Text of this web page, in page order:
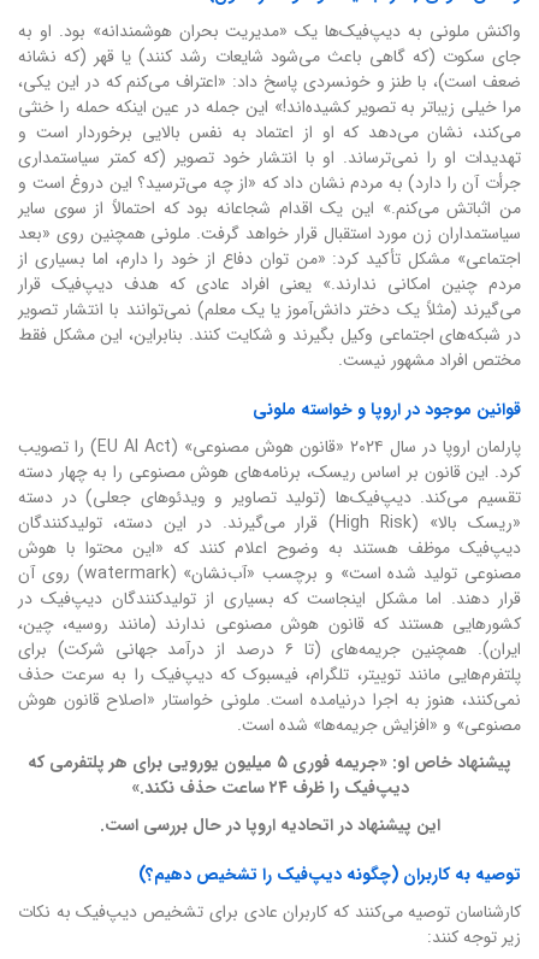
واکنش ملونی به دیپ‌فیک‌ها یک «مدیریت بحران هوشمندانه» بود. او به
جای سکوت (که گاهی باعث می‌شود شایعات رشد کنند) یا قهر (که نشانه
ضعف است)، با طنز و خونسردی پاسخ داد: «اعتراف می‌کنم که در این یکی،
مرا خیلی زیباتر به تصویر کشیده‌اند!» این جمله در عین اینکه حمله را خنثی
می‌کند، نشان می‌دهد که او از اعتماد به نفس بالایی برخوردار است و
تهدیدات او را نمی‌ترساند. او با انتشار خود تصویر (که کمتر سیاستمداری
جرأت آن را دارد) به مردم نشان داد که «از چه می‌ترسید؟ این دروغ است و
من اثباتش می‌کنم.» این یک اقدام شجاعانه بود که احتمالاً از سوی سایر
سیاستمداران زن مورد استقبال قرار خواهد گرفت. ملونی همچنین روی «بعد
اجتماعی» مشکل تأکید کرد: «من توان دفاع از خود را دارم، اما بسیاری از
مردم چنین امکانی ندارند.» یعنی افراد عادی که هدف دیپ‌فیک قرار
می‌گیرند (مثلاً یک دختر دانش‌آموز یا یک معلم) نمی‌توانند با انتشار تصویر
در شبکه‌های اجتماعی وکیل بگیرند و شکایت کنند. بنابراین، این مشکل فقط
مختص افراد مشهور نیست.
قوانین موجود در اروپا و خواسته ملونی
پارلمان اروپا در سال ۲۰۲۴ «قانون هوش مصنوعی» (EU AI Act) را تصویب
کرد. این قانون بر اساس ریسک، برنامه‌های هوش مصنوعی را به چهار دسته
تقسیم می‌کند. دیپ‌فیک‌ها (تولید تصاویر و ویدئوهای جعلی) در دسته
«ریسک بالا» (High Risk) قرار می‌گیرند. در این دسته، تولیدکنندگان
دیپ‌فیک موظف هستند به وضوح اعلام کنند که «این محتوا با هوش
مصنوعی تولید شده است» و برچسب «آب‌نشان» (watermark) روی آن
قرار دهند. اما مشکل اینجاست که بسیاری از تولیدکنندگان دیپ‌فیک در
کشورهایی هستند که قانون هوش مصنوعی ندارند (مانند روسیه، چین،
ایران). همچنین جریمه‌های (تا ۶ درصد از درآمد جهانی شرکت) برای
پلتفرم‌هایی مانند توییتر، تلگرام، فیسبوک که دیپ‌فیک را به سرعت حذف
نمی‌کنند، هنوز به اجرا درنیامده است. ملونی خواستار «اصلاح قانون هوش
مصنوعی» و «افزایش جریمه‌ها» شده است.
پیشنهاد خاص او: «جریمه فوری ۵ میلیون یورویی برای هر پلتفرمی که
دیپ‌فیک را ظرف ۲۴ ساعت حذف نکند.»
این پیشنهاد در اتحادیه اروپا در حال بررسی است.
توصیه به کاربران (چگونه دیپ‌فیک را تشخیص دهیم؟)
کارشناسان توصیه می‌کنند که کاربران عادی برای تشخیص دیپ‌فیک به نکات
زیر توجه کنند: